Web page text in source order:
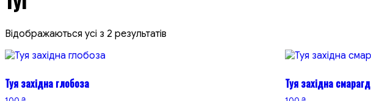
Відображаються усі з 2 результатів
Туя західна глобоза Туя західна смарагд